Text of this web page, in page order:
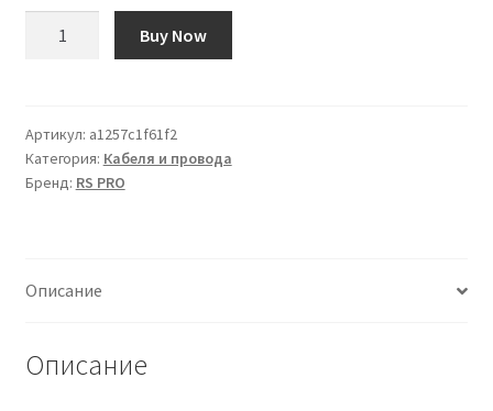
collegamento
apparecchiature
RS
20
1
kV
Buy Now
Артикул: a1257c1f61f2
Категория: Кабеля и провода
Бренд: RS PRO
Описание
Описание